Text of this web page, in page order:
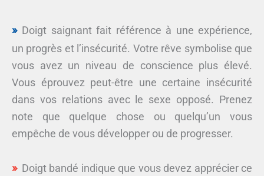
Doigt saignant fait référence à une expérience,
un progrès et l’insécurité. Votre rêve symbolise que
vous avez un niveau de conscience plus élevé.
Vous éprouvez peut-être une certaine insécurité
dans vos relations avec le sexe opposé. Prenez
note que quelque chose ou quelqu’un vous
empêche de vous développer ou de progresser.
Doigt bandé indique que vous devez apprécier ce